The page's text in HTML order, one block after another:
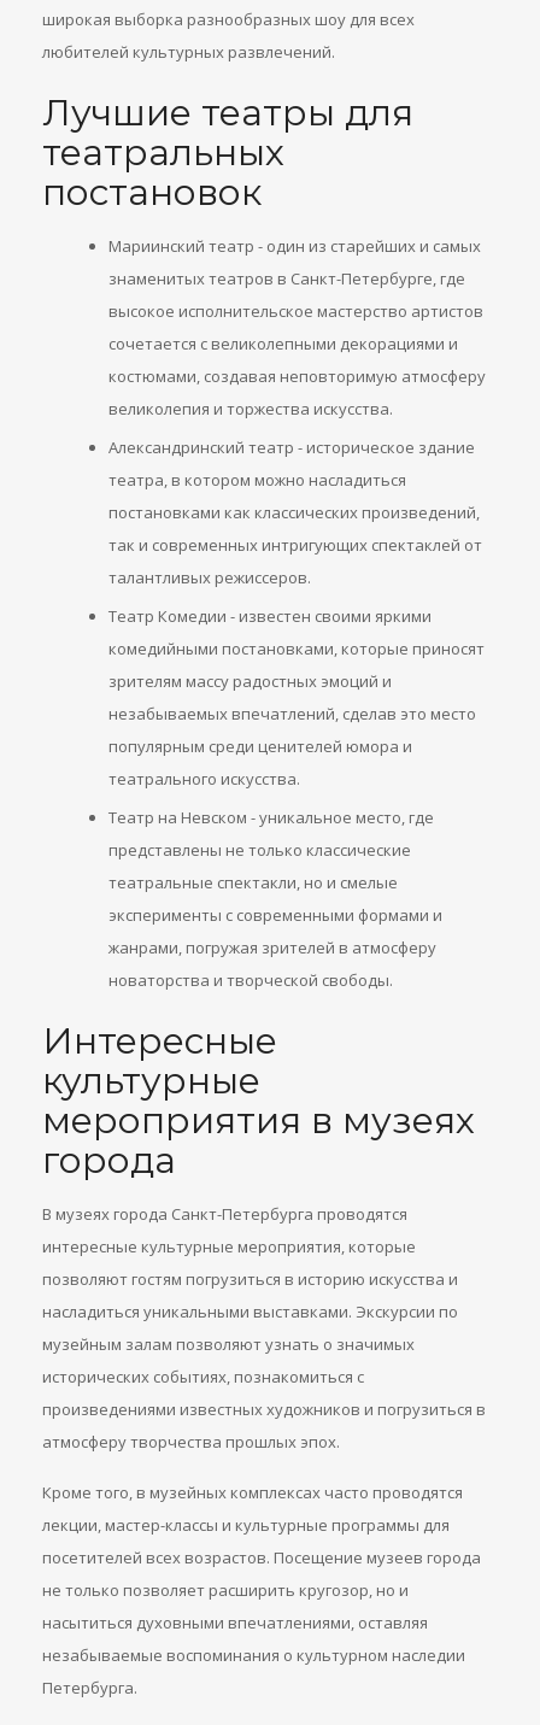
широкая выборка разнообразных шоу для всех
любителей культурных развлечений.
Лучшие театры для
театральных
постановок
Мариинский театр - один из старейших и самых
знаменитых театров в Санкт-Петербурге, где
высокое исполнительское мастерство артистов
сочетается с великолепными декорациями и
костюмами, создавая неповторимую атмосферу
великолепия и торжества искусства.
Александринский театр - историческое здание
театра, в котором можно насладиться
постановками как классических произведений,
так и современных интригующих спектаклей от
талантливых режиссеров.
Театр Комедии - известен своими яркими
комедийными постановками, которые приносят
зрителям массу радостных эмоций и
незабываемых впечатлений, сделав это место
популярным среди ценителей юмора и
театрального искусства.
Театр на Невском - уникальное место, где
представлены не только классические
театральные спектакли, но и смелые
эксперименты с современными формами и
жанрами, погружая зрителей в атмосферу
новаторства и творческой свободы.
Интересные
культурные
мероприятия в музеях
города
В музеях города Санкт-Петербурга проводятся
интересные культурные мероприятия, которые
позволяют гостям погрузиться в историю искусства и
насладиться уникальными выставками. Экскурсии по
музейным залам позволяют узнать о значимых
исторических событиях, познакомиться с
произведениями известных художников и погрузиться в
атмосферу творчества прошлых эпох.
Кроме того, в музейных комплексах часто проводятся
лекции, мастер-классы и культурные программы для
посетителей всех возрастов. Посещение музеев города
не только позволяет расширить кругозор, но и
насытиться духовными впечатлениями, оставляя
незабываемые воспоминания о культурном наследии
Петербурга.